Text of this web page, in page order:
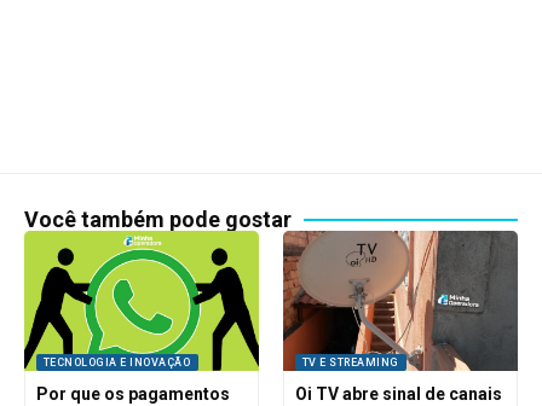
Você também pode gostar
TECNOLOGIA E INOVAÇÃO
Por que os pagamentos
TV E STREAMING
Oi TV abre sinal de canais